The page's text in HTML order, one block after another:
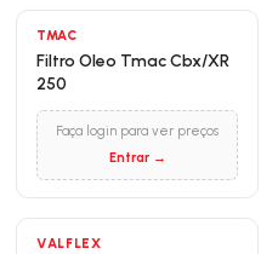
TMAC
Filtro Oleo Tmac Cbx/XR
250
Faça login para ver preços
Entrar →
VALFLEX